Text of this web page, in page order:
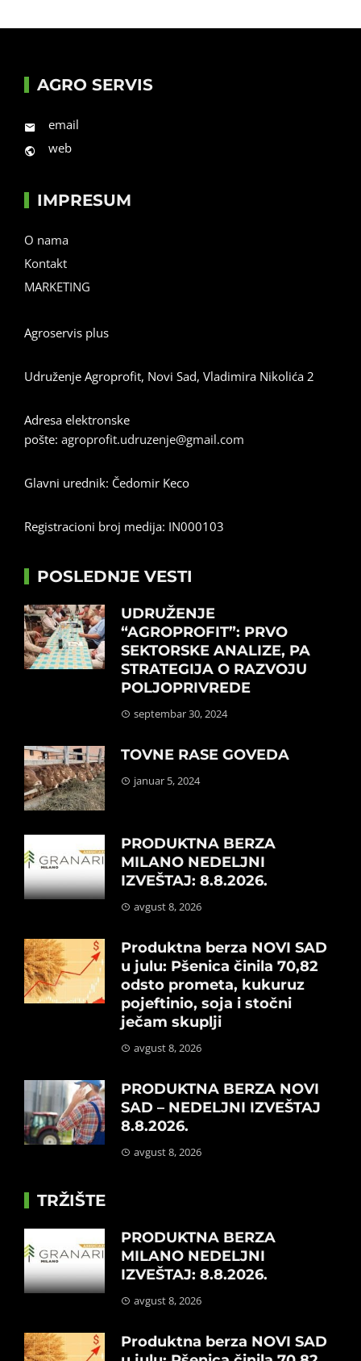
AGRO SERVIS
email
web
IMPRESUM
O nama
Kontakt
MARKETING
Agroservis plus
Udruženje Agroprofit, Novi Sad, Vladimira Nikolića 2
Adresa elektronske
pošte: agroprofit.udruzenje@gmail.com
Glavni urednik: Čedomir Keco
Registracioni broj medija: IN000103
POSLEDNJE VESTI
UDRUŽENJE
“AGROPROFIT”: PRVO
SEKTORSKE ANALIZE, PA
STRATEGIJA O RAZVOJU
POLJOPRIVREDE
septembar 30, 2024
TOVNE RASE GOVEDA
januar 5, 2024
PRODUKTNA BERZA
MILANO NEDELJNI
IZVEŠTAJ: 8.8.2026.
avgust 8, 2026
Produktna berza NOVI SAD
u julu: Pšenica činila 70,82
odsto prometa, kukuruz
pojeftinio, soja i stočni
ječam skuplji
avgust 8, 2026
PRODUKTNA BERZA NOVI
SAD – NEDELJNI IZVEŠTAJ
8.8.2026.
avgust 8, 2026
TRŽIŠTE
PRODUKTNA BERZA
MILANO NEDELJNI
IZVEŠTAJ: 8.8.2026.
avgust 8, 2026
Produktna berza NOVI SAD